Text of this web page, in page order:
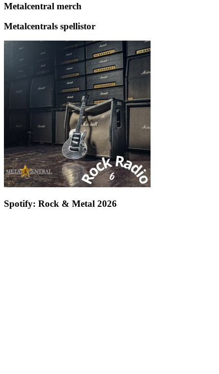
Metalcentral merch
Metalcentrals spellistor
Spotify: Rock & Metal 2026